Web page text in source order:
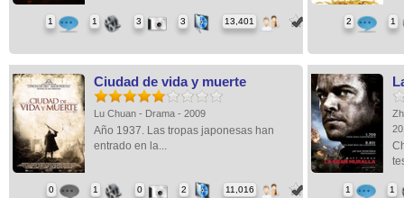
1 1 3 3 13,401 2 1
Ciudad de vida y muerte
Lu Chuan - Drama - 2009
Año 1937. Las tropas japonesas han
entrado en la...
0 1 0 2 11,016 1 1